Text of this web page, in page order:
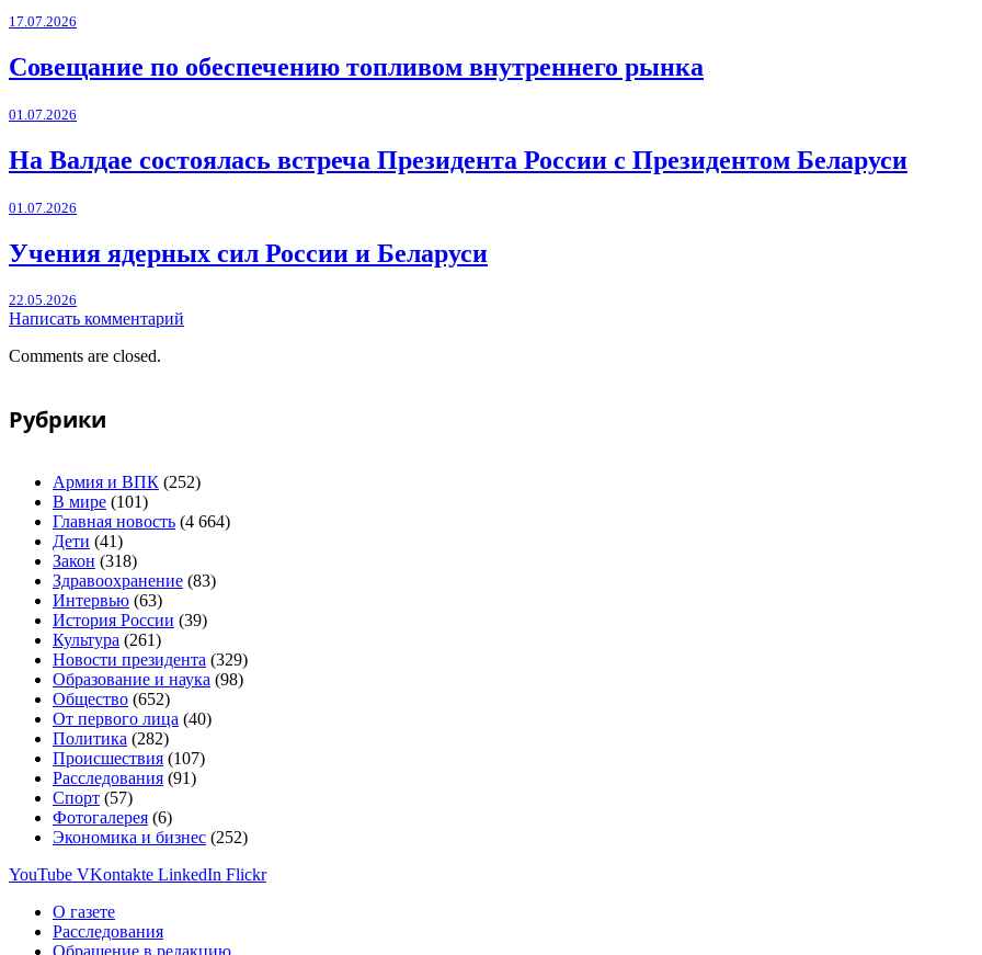
17.07.2026
Совещание по обеспечению топливом внутреннего рынка
01.07.2026
На Валдае состоялась встреча Президента России с Президентом Беларуси
01.07.2026
Учения ядерных сил России и Беларуси
22.05.2026
Написать комментарий
Comments are closed.
Рубрики
Армия и ВПК (252)
В мире (101)
Главная новость (4 664)
Дети (41)
Закон (318)
Здравоохранение (83)
Интервью (63)
История России (39)
Культура (261)
Новости президента (329)
Образование и наука (98)
Общество (652)
От первого лица (40)
Политика (282)
Происшествия (107)
Расследования (91)
Спорт (57)
Фотогалерея (6)
Экономика и бизнес (252)
YouTube VKontakte LinkedIn Flickr
О газете
Расследования